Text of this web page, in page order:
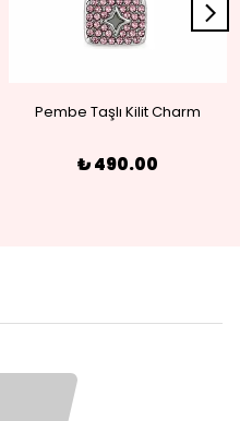
Pembe Taşlı Kilit Charm
₺ 490.00